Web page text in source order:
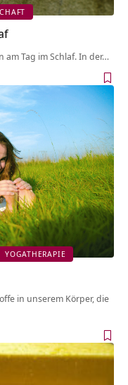
am Tag im Schlaf. In der…
YOGATHERAPIE
in unserem Körper, die